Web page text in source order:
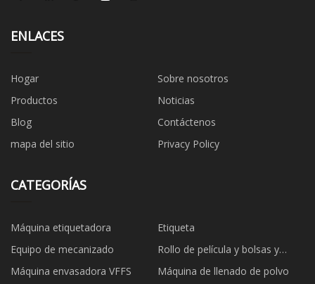
ENLACES
Hogar
Sobre nosotros
Productos
Noticias
Blog
Contáctenos
mapa del sitio
Privacy Policy
CATEGORÍAS
Máquina etiquetadora
Etiqueta
Equipo de mecanizado
Rollo de película y bolsas y
etiquetas
Máquina envasadora VFFS Máquina de llenado de polvo